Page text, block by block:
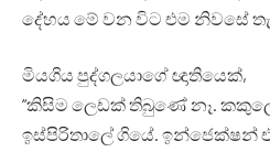
දේහය මේ වන විට එම නිවසේ
මියගිය පුද්ගලයාගේ ඥාතියෙක්,
“කිසිම ලෙඩක් තිබුණේ නෑ.
ඉස්පිරිතාලේ ගියේ. ඉන්ජෙක්ෂන්